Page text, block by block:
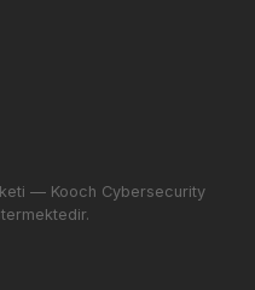
— Kooch Cybersecurity